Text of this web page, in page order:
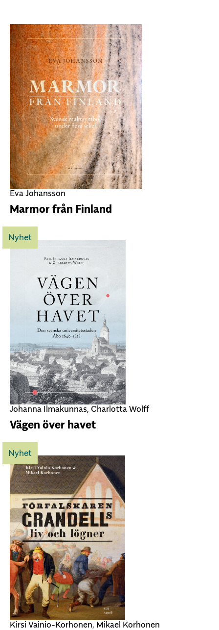
Eva Johansson
Marmor från Finland
Nyhet
Johanna Ilmakunnas, Charlotta Wolff
Vägen över havet
Nyhet
Kirsi Vainio-Korhonen, Mikael Korhonen